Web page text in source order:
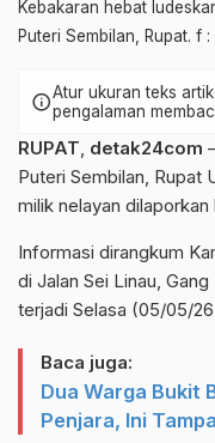
Kebakaran hebat
Puteri Sembilan, Rupat. f :
infoAtur ukuran teks
pengalaman
RUPAT, detak24com
Puteri Sembilan, Rupat
milik nelayan dilaporkan
Informasi dirangkum
di Jalan Sei Linau,
terjadi Selasa (05/05/
Baca juga:
Dua Warga Bukit
Penjara, Ini